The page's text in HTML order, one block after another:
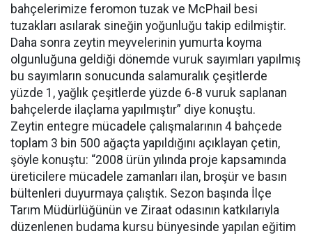
bahçelerimize feromon tuzak ve McPhail besi
tuzakları asılarak sineğin yoğunluğu takip edilmiştir.
Daha sonra zeytin meyvelerinin yumurta koyma
olgunluğuna geldiği dönemde vuruk sayımları yapılmış
bu sayımların sonucunda salamuralık çeşitlerde
yüzde 1, yağlık çeşitlerde yüzde 6-8 vuruk saplanan
bahçelerde ilaçlama yapılmıştır” diye konuştu.
Zeytin entegre mücadele çalışmalarının 4 bahçede
toplam 3 bin 500 ağaçta yapıldığını açıklayan çetin,
şöyle konuştu: “2008 ürün yılında proje kapsamında
üreticilere mücadele zamanları ilan, broşür ve basın
bültenleri duyurmaya çalıştık. Sezon başında İlçe
Tarım Müdürlüğünün ve Ziraat odasının katkılarıyla
düzenlenen budama kursu bünyesinde yapılan eğitim